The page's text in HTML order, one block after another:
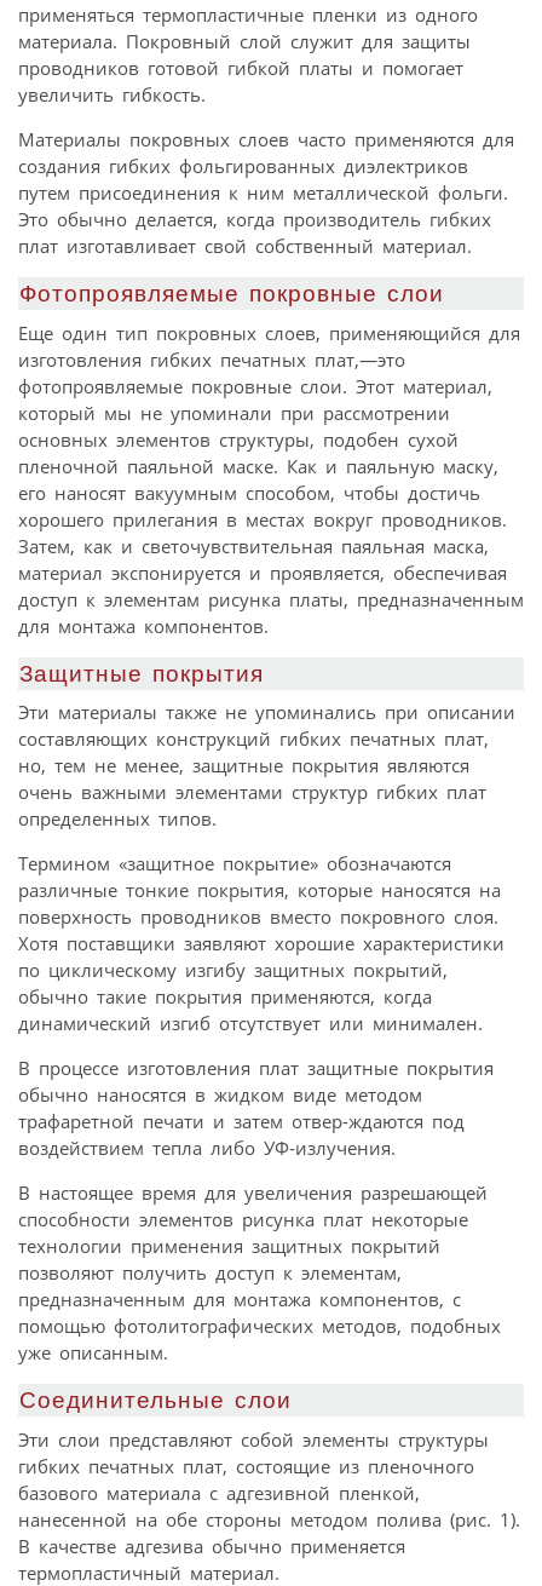
применяться термопластичные пленки из одного
материала. Покровный слой служит для защиты
проводников готовой гибкой платы и помогает
увеличить гибкость.
Материалы покровных слоев часто применяются для
создания гибких фольгированных диэлектриков
путем присоединения к ним металлической фольги.
Это обычно делается, когда производитель гибких
плат изготавливает свой собственный материал.
Фотопроявляемые покровные слои
Еще один тип покровных слоев, применяющийся для
изготовления гибких печатных плат,—это
фотопроявляемые покровные слои. Этот материал,
который мы не упоминали при рассмотрении
основных элементов структуры, подобен сухой
пленочной паяльной маске. Как и паяльную маску,
его наносят вакуумным способом, чтобы достичь
хорошего прилегания в местах вокруг проводников.
Затем, как и светочувствительная паяльная маска,
материал экспонируется и проявляется, обеспечивая
доступ к элементам рисунка платы, предназначенным
для монтажа компонентов.
Защитные покрытия
Эти материалы также не упоминались при описании
составляющих конструкций гибких печатных плат,
но, тем не менее, защитные покрытия являются
очень важными элементами структур гибких плат
определенных типов.
Термином «защитное покрытие» обозначаются
различные тонкие покрытия, которые наносятся на
поверхность проводников вместо покровного слоя.
Хотя поставщики заявляют хорошие характеристики
по циклическому изгибу защитных покрытий,
обычно такие покрытия применяются, когда
динамический изгиб отсутствует или минимален.
В процессе изготовления плат защитные покрытия
обычно наносятся в жидком виде методом
трафаретной печати и затем отвер-ждаются под
воздействием тепла либо УФ-излучения.
В настоящее время для увеличения разрешающей
способности элементов рисунка плат некоторые
технологии применения защитных покрытий
позволяют получить доступ к элементам,
предназначенным для монтажа компонентов, с
помощью фотолитографических методов, подобных
уже описанным.
Соединительные слои
Эти слои представляют собой элементы структуры
гибких печатных плат, состоящие из пленочного
базового материала с адгезивной пленкой,
нанесенной на обе стороны методом полива (рис. 1).
В качестве адгезива обычно применяется
термопластичный материал.